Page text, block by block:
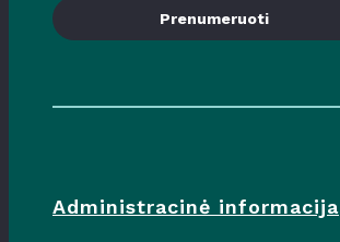
Prenumeruoti
Administracinė informacija